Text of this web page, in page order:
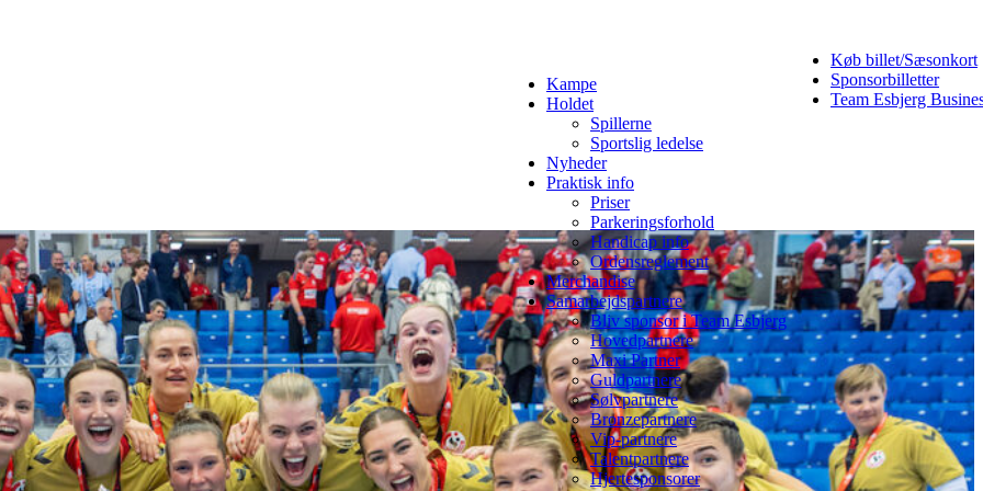
Køb billet/Sæsonkort
Sponsorbilletter
Team Esbjerg
Kampe
Holdet
Spillerne
Sportslig ledelse
Nyheder
Praktisk info
Priser
Parkeringsforhold
Handicap info
Ordensreglement
Merchandise
Samarbejdspartnere
Bliv sponsor i Team Esbjerg
Hovedpartnere
Maxi Partner
Guldpartnere
Sølvpartnere
Bronzepartnere
Vip-partnere
Talentpartnere
Hjertesponsorer